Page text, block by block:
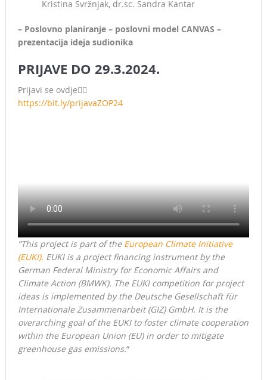
Kristina Svržnjak, dr.sc. Sandra Kantar
– Poslovno planiranje – poslovni model CANVAS –
prezentacija ideja sudionika
PRIJAVE DO 29.3.2024.
Prijavi se ovdje👇🏻
https://bit.ly/prijavaZOP24
”This project is part of the European Climate Initiative
(EUKI). EUKI is a project financing instrument by the
German Federal Ministry for Economic Affairs and
Climate Action (BMWK). The EUKI competition for project
ideas is implemented by the Deutsche Gesellschaft für
Internationale Zusammenarbeit (GIZ) GmbH. It is the
overarching goal of the EUKI to foster climate cooperation
within the European Union (EU) in order to mitigate
greenhouse gas emissions.“